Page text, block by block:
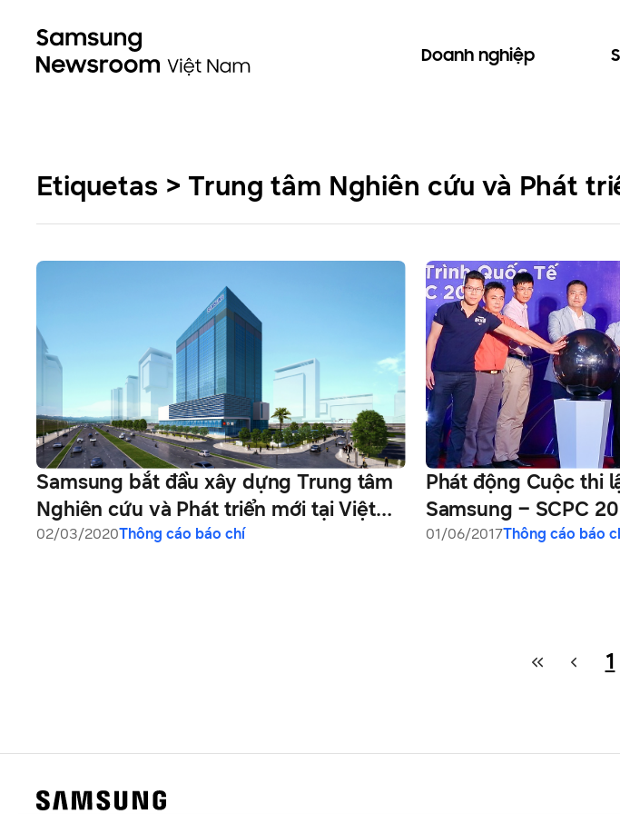
Doanh nghiệp
Etiquetas > Trung tâm Nghiên cứu và Phát
Samsung bắt đầu xây dựng Trung tâm
Nghiên cứu và Phát triển mới tại Việt
Nam
02/03/2020Thông cáo báo chí
Phát động Cuộc thi
Samsung – SCPC
01/06/2017Thông cáo báo
1